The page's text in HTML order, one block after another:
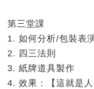
第三堂課
1. 如何分析/包裝表
2. 四三法則
3. 紙牌道具製作
4. 效果：【這就是人